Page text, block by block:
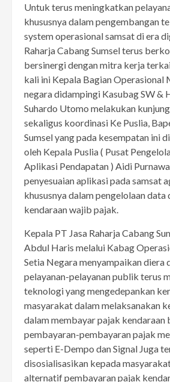
Untuk terus meningkatkan
khususnya dalam pengembangan
system operasional samsat di era
Raharja Cabang Sumsel terus
bersinergi dengan mitra kerja
kali ini Kepala Bagian Operasional
negara didampingi Kasubag SW &
Suhardo Utomo melakukan
sekaligus koordinasi Ke Puslia,
Sumsel yang pada kesempatan ini
oleh Kepala Puslia ( Pusat
Aplikasi Pendapatan ) Aidi
penyesuaian aplikasi pada samsat
khususnya dalam pengelolaan data
kendaraan wajib pajak.
Kepala PT Jasa Raharja Cabang
Abdul Haris melalui Kabag
Setia Negara menyampaikan diera
pelayanan-pelayanan publik terus
teknologi yang mengedepankan
masyarakat dalam melaksanakan
dalam membayar pajak kendaraan
pembayaran-pembayaran pajak
seperti E-Dempo dan Signal Juga
disosialisasikan kepada
alternatif pembayaran pajak